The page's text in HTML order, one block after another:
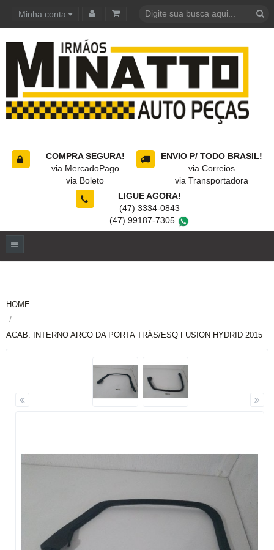
Minha conta
COMPRA SEGURA!
via MercadoPago
via Boleto
ENVIO P/ TODO BRASIL!
via Correios
via Transportadora
LIGUE AGORA!
(47) 3334-0843
(47) 99187-7305
HOME
ACAB. INTERNO ARCO DA PORTA TRÁS/ESQ FUSION HYDRID 2015